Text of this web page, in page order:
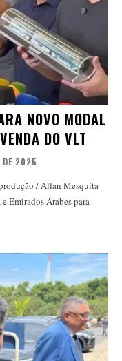
NOVO MODAL
DO VLT
DE 2025
/ Allan Mesquita
Emirados Árabes para